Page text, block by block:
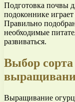
Подготовка почвы
подоконнике
Правильно
необходимые
развиваться.
Выбор сорта
Выращивание